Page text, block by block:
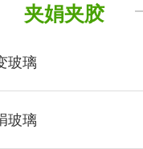
夹娟夹胶
玻璃
玻璃